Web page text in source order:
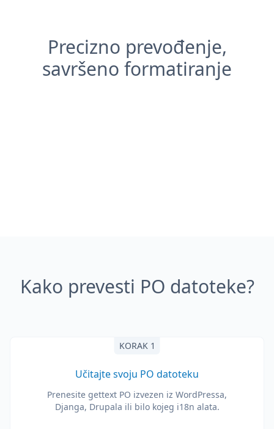
Precizno prevođenje,
savršeno formatiranje
Kako prevesti PO datoteke?
KORAK 1
Učitajte svoju PO datoteku
Prenesite gettext PO izvezen iz WordPressa,
Djanga, Drupala ili bilo kojeg i18n alata.